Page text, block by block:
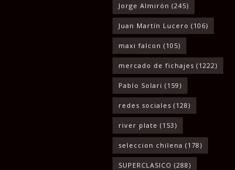
Jorge Almirón (245)
Juan Martín Lucero (106)
maxi falcon (105)
mercado de fichajes (1222)
Pablo Solari (159)
redes sociales (128)
river plate (153)
seleccion chilena (178)
SUPERCLASICO (288)